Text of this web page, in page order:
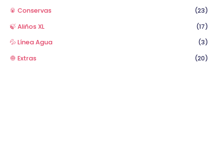
🥫 Conservas
(23)
🍃 Aliños XL
(17)
💦 Línea Agua
(3)
🧅 Extras
(20)